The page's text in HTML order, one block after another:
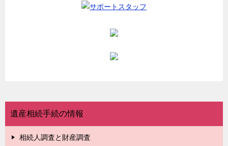
遺産相続手続の情報
相続人調査と財産調査